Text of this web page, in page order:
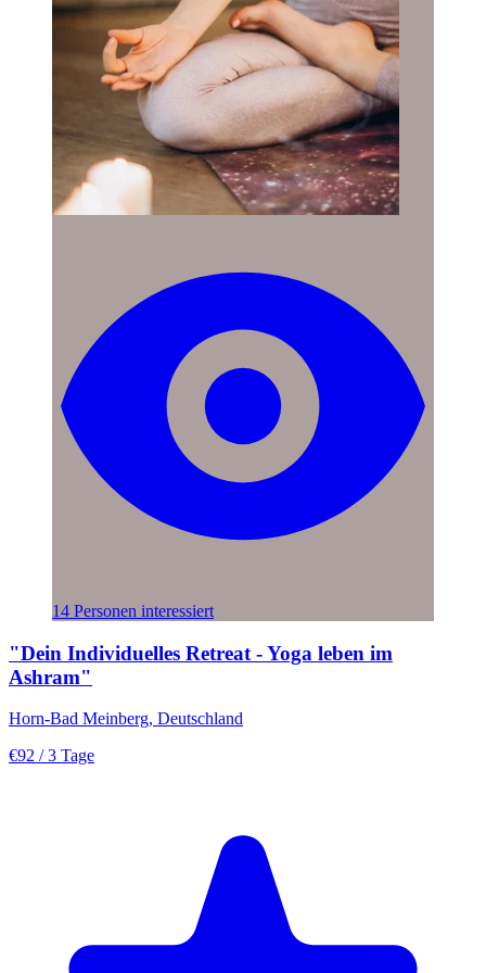
14 Personen interessiert
"Dein Individuelles Retreat - Yoga leben im
Ashram"
Horn-Bad Meinberg, Deutschland
€92 / 3 Tage